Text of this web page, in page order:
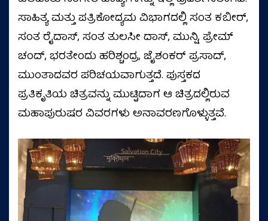
ಸಾಹಿತ್ಯ ಮತ್ತು ಪತ್ರಿಕೋದ್ಯಮ ವಿಭಾಗದಲ್ಲಿ ಸಂತ ಕಬೀರ್,
ಸಂತ ರೈದಾಸ್, ಸಂತ ತುಲಸೀ ದಾಸ್, ಮುನ್ಷಿ, ಪ್ರೇಮ್
ಚಂದ್, ಭರತೇಂದು ಹರಿಶ್ಚಂದ್ರ, ಜೈಶಂಕರ್ ಪ್ರಸಾದ್,
ಮುಂತಾದವರ ಪರಿಚಯವಾಗುತ್ತದೆ. ಪುಸ್ತಕದ
ಪ್ರತಿಕೃತಿಯ ಚಿತ್ರವನ್ನು ಮುಟ್ಟಿದಾಗ ಆ ಚಿತ್ರದಲ್ಲಿರುವ
ಮಹಾಪುರುಷರ ವಿವರಗಳು ಅನಾವರಣಗೊಳ್ಳುತ್ತವೆ.